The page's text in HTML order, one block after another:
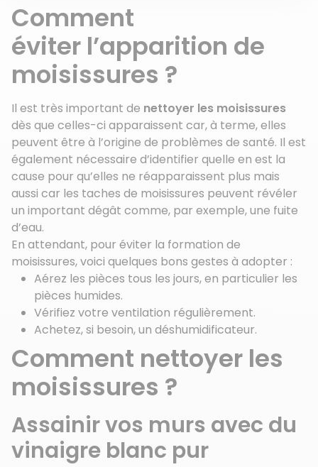
Comment
éviter l’apparition de
moisissures ?
Il est très important de nettoyer les moisissures
dès que celles-ci apparaissent car, à terme, elles
peuvent être à l’origine de problèmes de santé. Il est
également nécessaire d’identifier quelle en est la
cause pour qu’elles ne réapparaissent plus mais
aussi car les taches de moisissures peuvent révéler
un important dégât comme, par exemple, une fuite
d’eau.
En attendant, pour éviter la formation de
moisissures, voici quelques bons gestes à adopter :
Aérez les pièces tous les jours, en particulier les
pièces humides.
Vérifiez votre ventilation régulièrement.
Achetez, si besoin, un déshumidificateur.
Comment nettoyer les
moisissures ?
Assainir vos murs avec du
vinaigre blanc pur